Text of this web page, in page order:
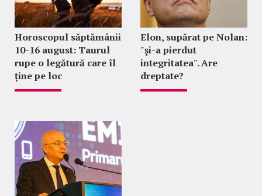
Horoscopul săptămânii
10-16 august: Taurul
rupe o legătură care îl
ține pe loc
Elon, supărat pe Nolan:
"şi-a pierdut
integritatea". Are
dreptate?